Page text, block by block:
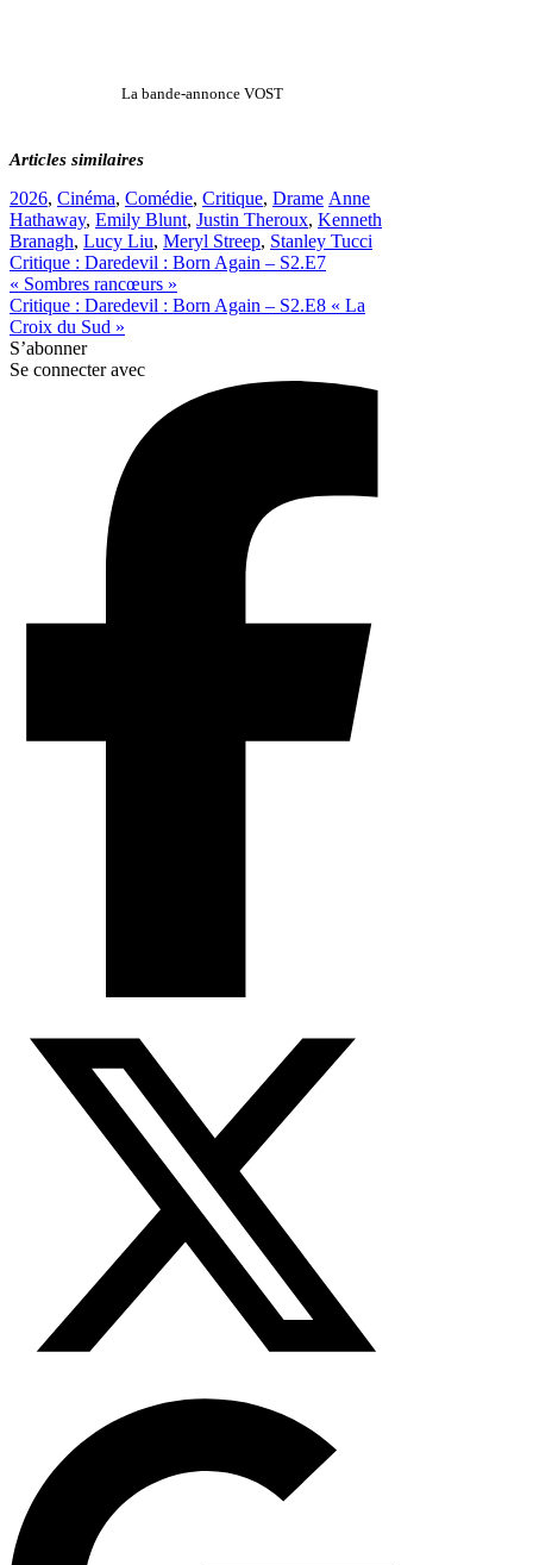
La bande-annonce VOST
Articles similaires
Catégories
2026, Cinéma, Comédie, Critique, Drame Étiquettes
Anne
Hathaway, Emily Blunt, Justin Theroux, Kenneth
Branagh, Lucy Liu, Meryl Streep, Stanley Tucci
Critique : Daredevil : Born Again – S2.E7
« Sombres rancœurs »
Critique : Daredevil : Born Again – S2.E8 « La
Croix du Sud »
S’abonner
Se connecter avec